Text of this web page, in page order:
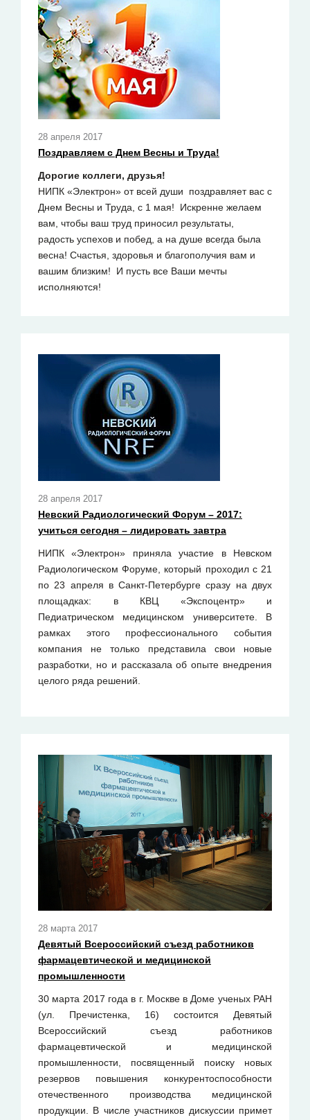
28 апреля 2017
Поздравляем с Днем Весны и Труда!
Дорогие коллеги, друзья!
НИПК «Электрон» от всей души поздравляет вас с
Днем Весны и Труда, с 1 мая! Искренне желаем
вам, чтобы ваш труд приносил результаты,
радость успехов и побед, а на душе всегда была
весна! Счастья, здоровья и благополучия вам и
вашим близким! И пусть все Ваши мечты
исполняются!
28 апреля 2017
Невский Радиологический Форум – 2017:
учиться сегодня – лидировать завтра
НИПК «Электрон» приняла участие в Невском
Радиологическом Форуме, который проходил с 21
по 23 апреля в Санкт-Петербурге сразу на двух
площадках: в КВЦ «Экспоцентр» и
Педиатрическом медицинском университете. В
рамках этого профессионального события
компания не только представила свои новые
разработки, но и рассказала об опыте внедрения
целого ряда решений.
28 марта 2017
Девятый Всероссийский съезд работников
фармацевтической и медицинской
промышленности
30 марта 2017 года в г. Москве в Доме ученых РАН
(ул. Пречистенка, 16) состоится Девятый
Всероссийский съезд работников
фармацевтической и медицинской
промышленности, посвященный поиску новых
резервов повышения конкурентоспособности
отечественного производства медицинской
продукции. В числе участников дискуссии примет